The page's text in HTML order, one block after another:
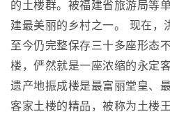
的土楼群。被福建省旅游局等
建最美丽的乡村之一。 现在，
至今仍完整保存三十多座形态
楼，俨然就是一座浓缩的永定
遗产地振成楼是最富丽堂皇、
客家土楼的精品，被称为土楼